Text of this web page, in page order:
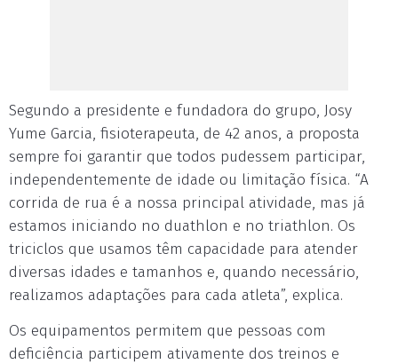
Segundo a presidente e fundadora do grupo, Josy
Yume Garcia, fisioterapeuta, de 42 anos, a proposta
sempre foi garantir que todos pudessem participar,
independentemente de idade ou limitação física. “A
corrida de rua é a nossa principal atividade, mas já
estamos iniciando no duathlon e no triathlon. Os
triciclos que usamos têm capacidade para atender
diversas idades e tamanhos e, quando necessário,
realizamos adaptações para cada atleta”, explica.
Os equipamentos permitem que pessoas com
deficiência participem ativamente dos treinos e